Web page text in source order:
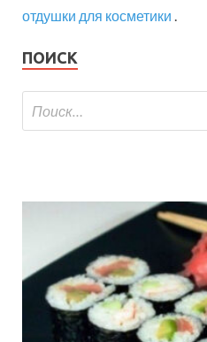
отдушки для косметики .
ПОИСК